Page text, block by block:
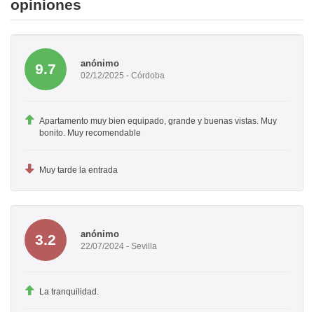
opiniones
9.7 anónimo
02/12/2025 - Córdoba
Apartamento muy bien equipado, grande y buenas vistas. Muy
bonito. Muy recomendable
Muy tarde la entrada
3.2 anónimo
22/07/2024 - Sevilla
La tranquilidad.